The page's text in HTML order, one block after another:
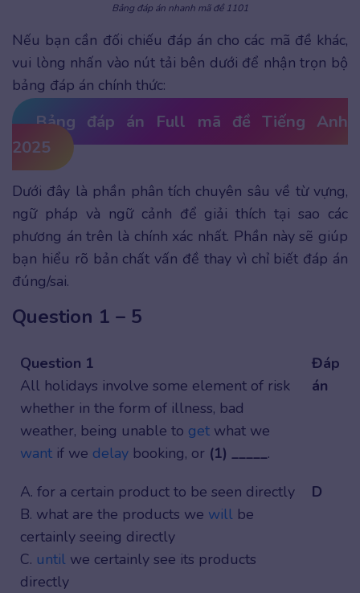
Bảng đáp án nhanh mã đề 1101
Nếu bạn cần đối chiếu đáp án cho các mã đề khác,
vui lòng nhấn vào nút tải bên dưới để nhận trọn bộ
bảng đáp án chính thức:
Bảng đáp án Full mã đề Tiếng Anh
2025
Dưới đây là phần phân tích chuyên sâu về từ vựng,
ngữ pháp và ngữ cảnh để giải thích tại sao các
phương án trên là chính xác nhất. Phần này sẽ giúp
bạn hiểu rõ bản chất vấn đề thay vì chỉ biết đáp án
đúng/sai.
Question 1 – 5
Question 1
All holidays involve some element of risk
whether in the form of illness, bad
weather, being unable to get what we
want if we delay booking, or (1) _____.
Đáp
án
A. for a certain product to be seen directly
B. what are the products we will be
certainly seeing directly
C. until we certainly see its products
directly
D